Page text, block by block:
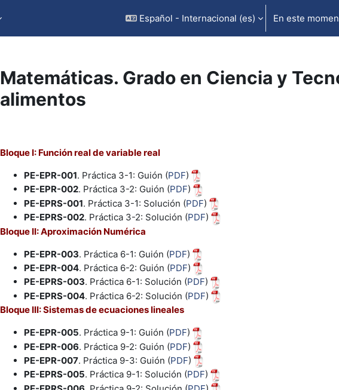
Español - Internacional ‎(es)‎ En este
Matemáticas. Grado en Ciencia y
alimentos
Bloque I: Función real de variable real
PE-EPR-001. Práctica 3-1: Guión (PDF)
PE-EPR-002. Práctica 3-2: Guión (PDF)
PE-EPRS-001. Práctica 3-1: Solución (PDF)
PE-EPRS-002. Práctica 3-2: Solución (PDF)
Bloque II: Aproximación Numérica
PE-EPR-003. Práctica 6-1: Guión (PDF)
PE-EPR-004. Práctica 6-2: Guión (PDF)
PE-EPRS-003. Práctica 6-1: Solución (PDF)
PE-EPRS-004. Práctica 6-2: Solución (PDF)
Bloque III: Sistemas de ecuaciones lineales
PE-EPR-005. Práctica 9-1: Guión (PDF)
PE-EPR-006. Práctica 9-2: Guión (PDF)
PE-EPR-007. Práctica 9-3: Guión (PDF)
PE-EPRS-005. Práctica 9-1: Solución (PDF)